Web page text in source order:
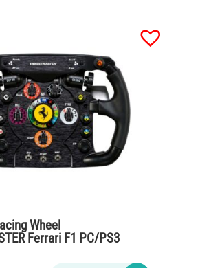
Wheel
Ferrari F1 PC/PS3